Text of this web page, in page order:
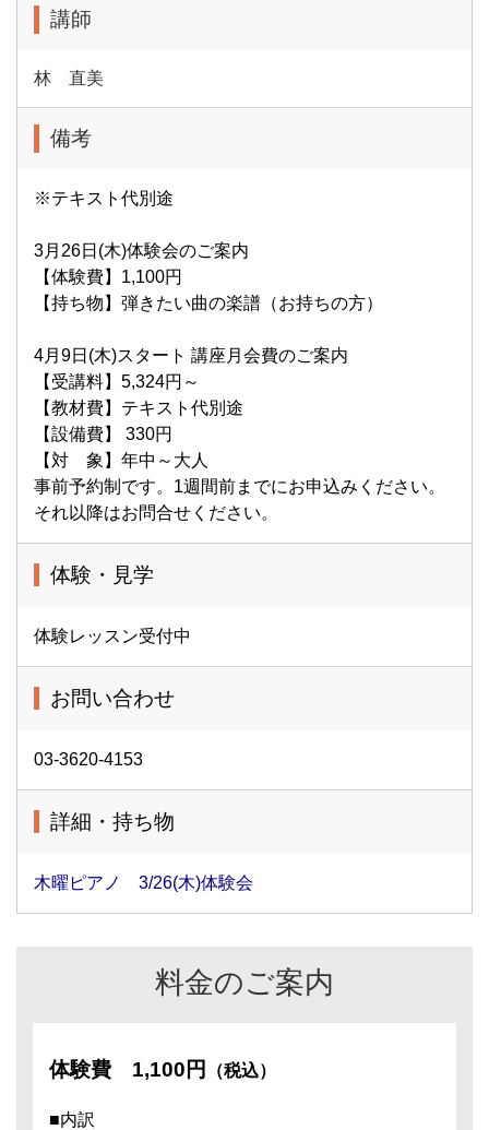
講師
林 直美
備考
※テキスト代別途
3月26日(木)体験会のご案内
【体験費】1,100円
【持ち物】弾きたい曲の楽譜（お持ちの方）
4月9日(木)スタート 講座月会費のご案内
【受講料】5,324円～
【教材費】テキスト代別途
【設備費】 330円
【対 象】年中～大人
事前予約制です。1週間前までにお申込みください。
それ以降はお問合せください。
体験・見学
体験レッスン受付中
お問い合わせ
03-3620-4153
詳細・持ち物
木曜ピアノ 3/26(木)体験会
料金のご案内
体験費 1,100円 （税込）
■内訳